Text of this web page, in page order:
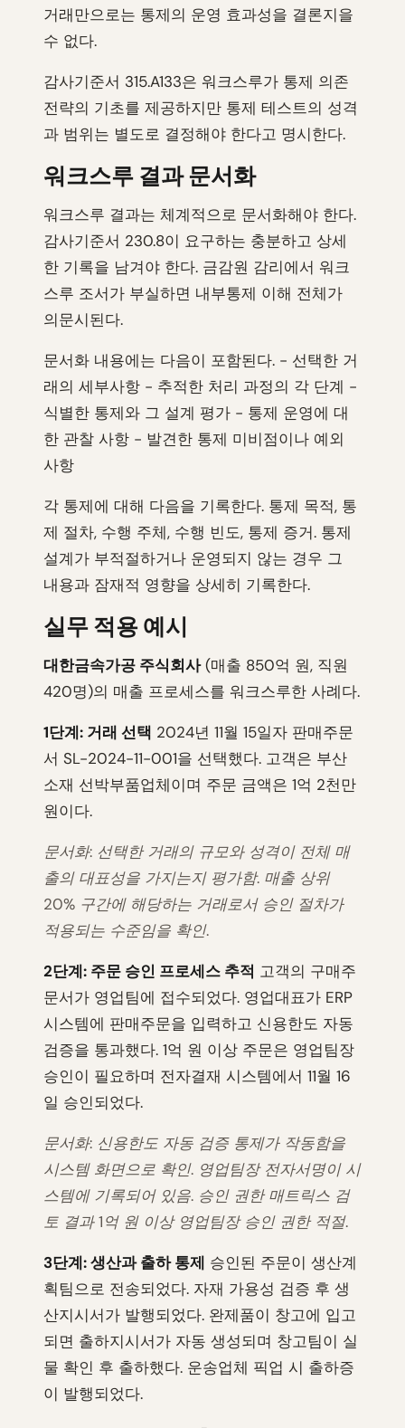
거래만으로는 통제의 운영 효과성을 결론지을
수 없다.
감사기준서 315.A133은 워크스루가 통제 의존
전략의 기초를 제공하지만 통제 테스트의 성격
과 범위는 별도로 결정해야 한다고 명시한다.
워크스루 결과 문서화
워크스루 결과는 체계적으로 문서화해야 한다.
감사기준서 230.8이 요구하는 충분하고 상세
한 기록을 남겨야 한다. 금감원 감리에서 워크
스루 조서가 부실하면 내부통제 이해 전체가
의문시된다.
문서화 내용에는 다음이 포함된다. - 선택한 거
래의 세부사항 - 추적한 처리 과정의 각 단계 -
식별한 통제와 그 설계 평가 - 통제 운영에 대
한 관찰 사항 - 발견한 통제 미비점이나 예외
사항
각 통제에 대해 다음을 기록한다. 통제 목적, 통
제 절차, 수행 주체, 수행 빈도, 통제 증거. 통제
설계가 부적절하거나 운영되지 않는 경우 그
내용과 잠재적 영향을 상세히 기록한다.
실무 적용 예시
대한금속가공 주식회사(매출 850억 원, 직원
420명)의 매출 프로세스를 워크스루한 사례다.
1단계: 거래 선택 2024년 11월 15일자 판매주문
서 SL-2024-11-001을 선택했다. 고객은 부산
소재 선박부품업체이며 주문 금액은 1억 2천만
원이다.
문서화: 선택한 거래의 규모와 성격이 전체 매
출의 대표성을 가지는지 평가함. 매출 상위
20% 구간에 해당하는 거래로서 승인 절차가
적용되는 수준임을 확인.
2단계: 주문 승인 프로세스 추적 고객의 구매주
문서가 영업팀에 접수되었다. 영업대표가 ERP
시스템에 판매주문을 입력하고 신용한도 자동
검증을 통과했다. 1억 원 이상 주문은 영업팀장
승인이 필요하며 전자결재 시스템에서 11월 16
일 승인되었다.
문서화: 신용한도 자동 검증 통제가 작동함을
시스템 화면으로 확인. 영업팀장 전자서명이 시
스템에 기록되어 있음. 승인 권한 매트릭스 검
토 결과 1억 원 이상 영업팀장 승인 권한 적절.
3단계: 생산과 출하 통제 승인된 주문이 생산계
획팀으로 전송되었다. 자재 가용성 검증 후 생
산지시서가 발행되었다. 완제품이 창고에 입고
되면 출하지시서가 자동 생성되며 창고팀이 실
물 확인 후 출하했다. 운송업체 픽업 시 출하증
이 발행되었다.